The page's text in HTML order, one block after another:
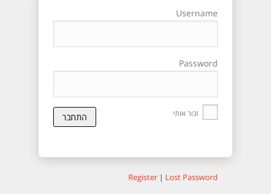
Username
Password
זכור אותי
Register | Lost Password